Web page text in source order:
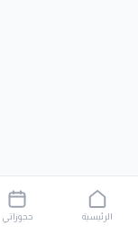
الرئيسية حجوزاتي